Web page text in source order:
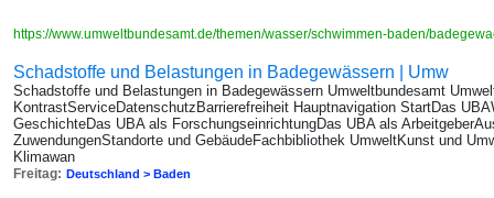
https://www.umweltbundesamt.de/themen/wasser/schwimmen-baden/
Schadstoffe und Belastungen in Badegewässern | Umw
Schadstoffe und Belastungen in Badegewässern Umweltbundesamt
KontrastServiceDatenschutzBarrierefreiheit Hauptnavigation StartDas
GeschichteDas UBA als ForschungseinrichtungDas UBA als
ZuwendungenStandorte und GebäudeFachbibliothek UmweltKunst und
Klimawan
Freitag: Deutschland > Baden